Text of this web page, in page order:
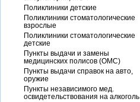
Поликлиники детские
Поликлиники стоматологические
взрослые
Поликлиники стоматологические
детские
Пункты выдачи и замены
медицинских полисов (ОМС)
Пункты выдачи справок на авто,
оружие
Пункты независимого мед.
освидетельствования на алкоголь